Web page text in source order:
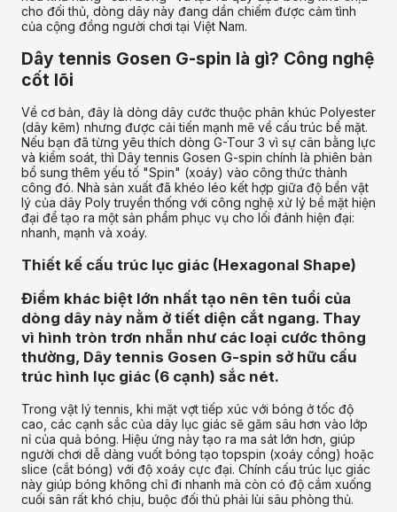
cho đối thủ, dòng dây này đang dần chiếm được cảm tình
của cộng đồng người chơi tại Việt Nam.
Dây tennis Gosen G-spin là gì? Công nghệ
cốt lõi
Về cơ bản, đây là dòng dây cước thuộc phân khúc Polyester
(dây kẽm) nhưng được cải tiến mạnh mẽ về cấu trúc bề mặt.
Nếu bạn đã từng yêu thích dòng G-Tour 3 vì sự cân bằng lực
và kiểm soát, thì Dây tennis Gosen G-spin chính là phiên bản
bổ sung thêm yếu tố "Spin" (xoáy) vào công thức thành
công đó. Nhà sản xuất đã khéo léo kết hợp giữa độ bền vật
lý của dây Poly truyền thống với công nghệ xử lý bề mặt hiện
đại để tạo ra một sản phẩm phục vụ cho lối đánh hiện đại:
nhanh, mạnh và xoáy.
Thiết kế cấu trúc lục giác (Hexagonal Shape)
Điểm khác biệt lớn nhất tạo nên tên tuổi của
dòng dây này nằm ở tiết diện cắt ngang. Thay
vì hình tròn trơn nhẵn như các loại cước thông
thường, Dây tennis Gosen G-spin sở hữu cấu
trúc hình lục giác (6 cạnh) sắc nét.
Trong vật lý tennis, khi mặt vợt tiếp xúc với bóng ở tốc độ
cao, các cạnh sắc của dây lục giác sẽ găm sâu hơn vào lớp
nỉ của quả bóng. Hiệu ứng này tạo ra ma sát lớn hơn, giúp
người chơi dễ dàng vuốt bóng tạo topspin (xoáy cồng) hoặc
slice (cắt bóng) với độ xoáy cực đại. Chính cấu trúc lục giác
này giúp bóng không chỉ đi nhanh mà còn có độ cắm xuống
cuối sân rất khó chịu, buộc đối thủ phải lùi sâu phòng thủ.